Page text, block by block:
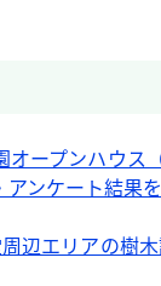
オープンハウス
ンケート結果
辺エリアの樹